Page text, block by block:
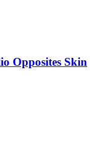
Opposites Skin